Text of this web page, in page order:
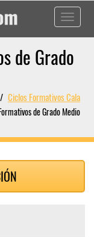
Toggle
de Grado
Ciclos Formativos Cala
de Grado Medio